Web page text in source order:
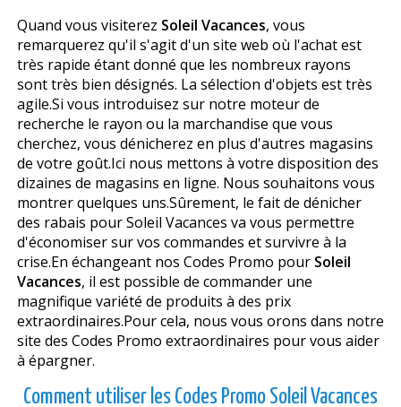
Quand vous visiterez Soleil Vacances, vous
remarquerez qu'il s'agit d'un site web où l'achat est
très rapide étant donné que les nombreux rayons
sont très bien désignés. La sélection d'objets est très
agile.Si vous introduisez sur notre moteur de
recherche le rayon ou la marchandise que vous
cherchez, vous dénicherez en plus d'autres magasins
de votre goût.Ici nous mettons à votre disposition des
dizaines de magasins en ligne. Nous souhaitons vous
montrer quelques uns.Sûrement, le fait de dénicher
des rabais pour Soleil Vacances va vous permettre
d'économiser sur vos commandes et survivre à la
crise.En échangeant nos Codes Promo pour Soleil
Vacances, il est possible de commander une
magnifique variété de produits à des prix
extraordinaires.Pour cela, nous vous offrons dans notre
site des Codes Promo extraordinaires pour vous aider
à épargner.
Comment utiliser les Codes Promo Soleil Vacances